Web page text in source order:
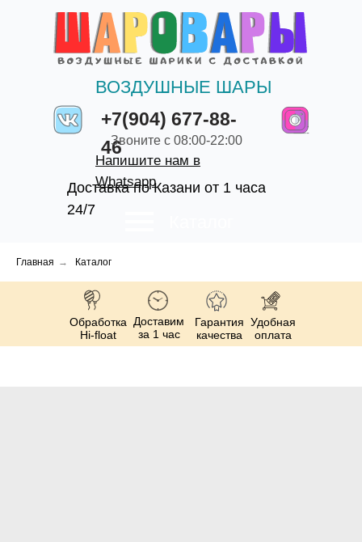
+7(904) 677-88-
46
ВОЗДУШНЫЕ ШАРЫ
Доставка по Казани от 1 часа
24/7
Звоните с 08:00-22:00
Напишите нам в
Whatsapp
Главная → Каталог
Обработка
Hi-float
Доставим
за 1 час
Гарантия
качества
Удобная
оплата